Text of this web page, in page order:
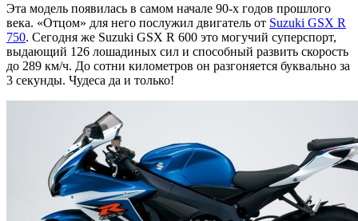
Эта модель появилась в самом начале 90-х годов прошлого
века. «Отцом» для него послужил двигатель от Suzuki GSX R
750. Сегодня же Suzuki GSX R 600 это могучий суперспорт,
выдающий 126 лошадиных сил и способный развить скорость
до 289 км/ч. До сотни километров он разгоняется буквально за
3 секунды. Чудеса да и только!